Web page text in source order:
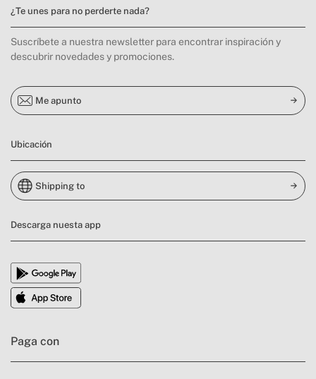
¿Te unes para no perderte nada?
Suscríbete a nuestra newsletter para encontrar inspiración y
descubrir novedades y promociones.
Me apunto
Ubicación
Shipping to
Descarga nuesta app
Paga con